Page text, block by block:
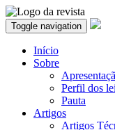
Toggle navigation
Início
Sobre
Perfil dos
Pauta
Artigos
Artigos